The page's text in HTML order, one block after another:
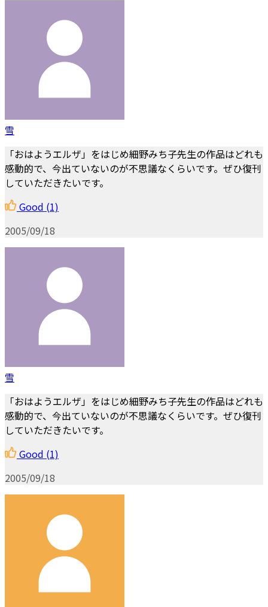
雪
「おはようエルザ」をはじめ細野みち子先生の作品はどれも
感動的で、今出ていないのが不思議なくらいです。ぜひ復刊
していただきたいです。
Good (1)
2005/09/18
雪
「おはようエルザ」をはじめ細野みち子先生の作品はどれも
感動的で、今出ていないのが不思議なくらいです。ぜひ復刊
していただきたいです。
Good (1)
2005/09/18